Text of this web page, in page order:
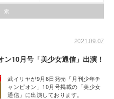
2021.09.07
ン10月号「美少女通信」出演！
武イリヤが9月6日発売「月刊少年チ
ャンピオン」10月号掲載の「美少女
通信」に出演しております。